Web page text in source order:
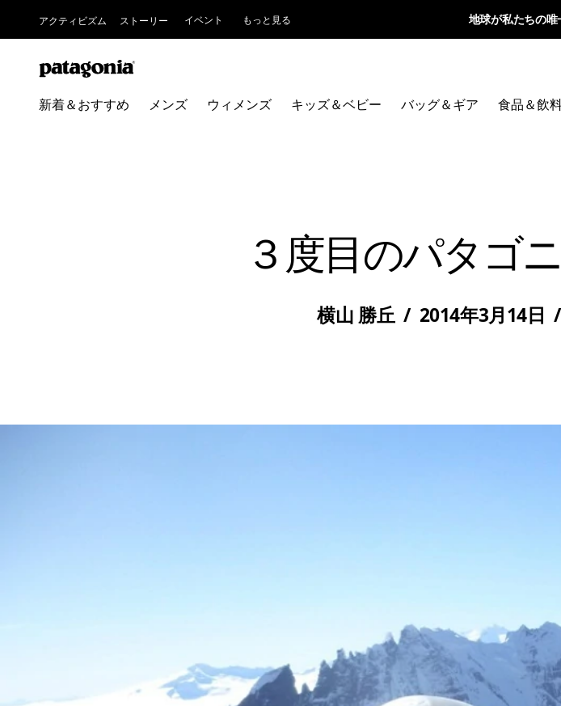
アクティビズム ストーリー イベント もっと見る 地球が私たちの唯
新着＆おすすめ メンズ ウィメンズ キッズ＆ベビー バッグ＆ギア 食品＆飲
３度目のパタゴ
横山 勝丘 / 2014年3月14日 /